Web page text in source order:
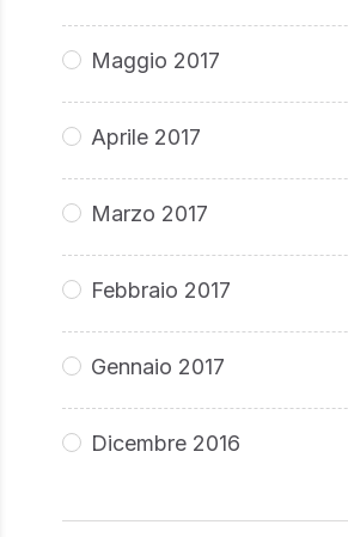
Maggio 2017
Aprile 2017
Marzo 2017
Febbraio 2017
Gennaio 2017
Dicembre 2016